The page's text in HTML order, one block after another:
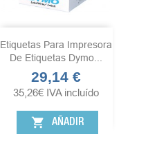
Etiquetas Para Impresora
De Etiquetas Dymo...
Precio
29,14 €
35,26€ IVA incluído
shopping_cart AÑADIR